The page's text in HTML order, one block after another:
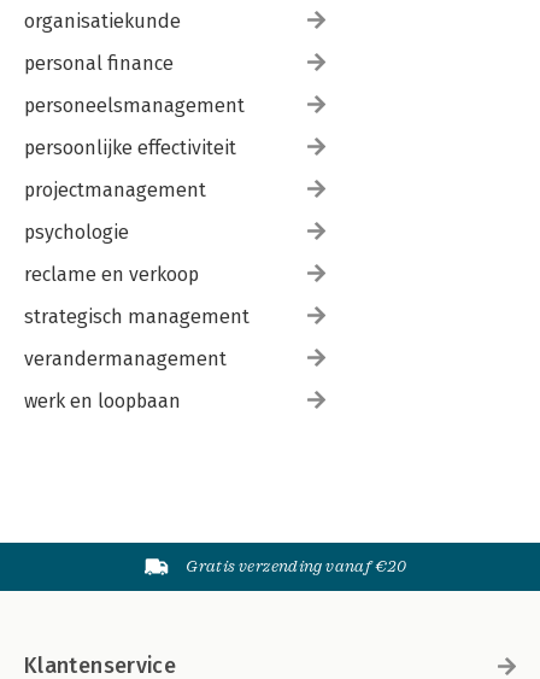
organisatiekunde
personal finance
personeelsmanagement
persoonlijke effectiviteit
projectmanagement
psychologie
reclame en verkoop
strategisch management
verandermanagement
werk en loopbaan
Gratis verzending vanaf €20
Klantenservice